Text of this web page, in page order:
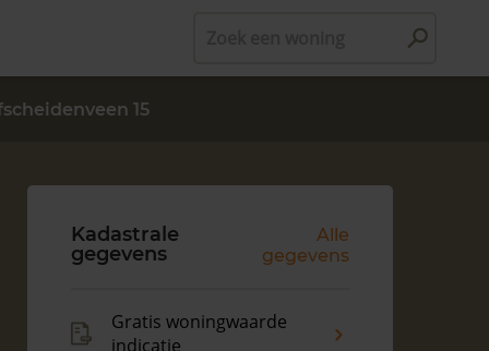
15
Kadastrale
gegevens
Alle
gegevens
Gratis woningwaarde
indicatie